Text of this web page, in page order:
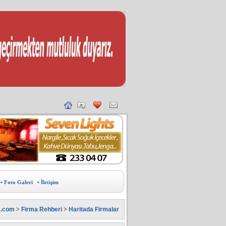
• Foto Galeri • İletişim
> Firma Rehberi > Haritada Firmalar